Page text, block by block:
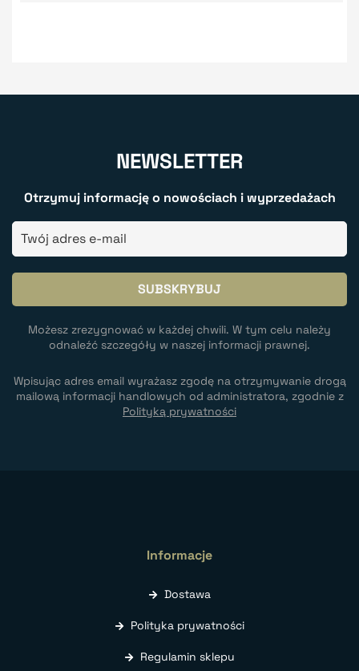
NEWSLETTER
Otrzymuj informację o nowościach i wyprzedażach
Możesz zrezygnować w każdej chwili. W tym celu należy
odnaleźć szczegóły w naszej informacji prawnej.
Wpisując adres email wyrażasz zgodę na otrzymywanie drogą
mailową informacji handlowych od administratora, zgodnie z
Polityką prywatności
Informacje
Dostawa
Polityka prywatności
Regulamin sklepu